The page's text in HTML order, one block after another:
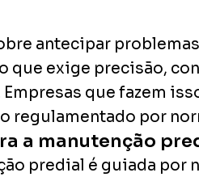
antecipar
que exige precisão,
que fazem
regulamentado por
a manutenção
predial é guiada